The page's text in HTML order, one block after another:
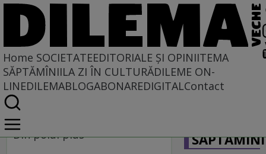
Home SOCIETATEEDITORIALE ȘI OPINIITEMA
SĂPTĂMÎNIILA ZI ÎN CULTURĂDILEME ON-
LINEDILEMABLOGABONAREDIGITALContact
Home
Societate
DIN POLUL PLUS
Din polul plus